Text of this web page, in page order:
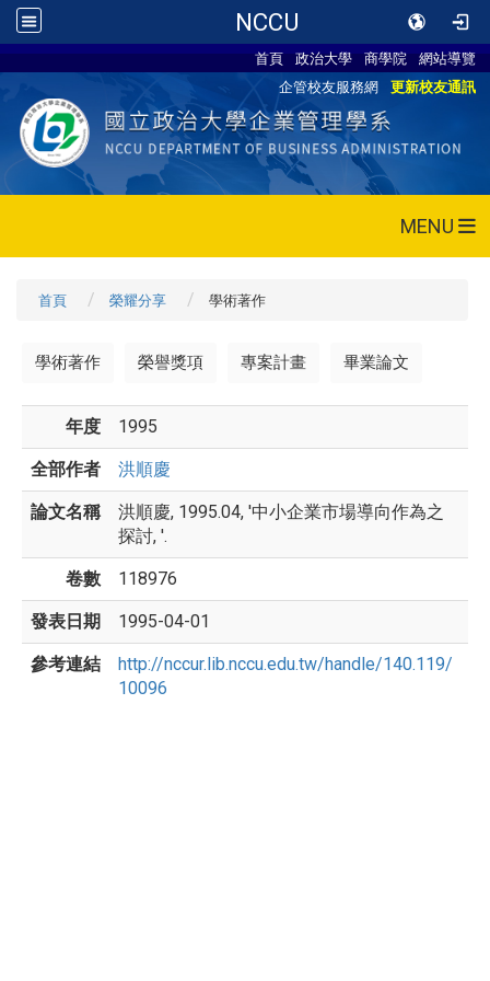
NCCU
首頁 政治大學 商學院
網站導覽
企管校友服務網
更新校友通訊
MENU
首頁 榮耀分享 學術著作
學術著作 榮譽獎項 專案計畫 畢業論文
年度 1995
全部作者 洪順慶
論文名稱
洪順慶, 1995.04, '中小企業市場導向作為之
探討, '.
卷數 118976
發表日期 1995-04-01
參考連結
http://nccur.lib.nccu.edu.tw/handle/140.119/
10096